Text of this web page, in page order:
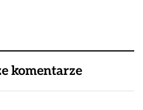
komentarze